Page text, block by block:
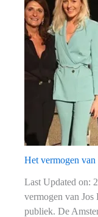
Het vermogen van
Last Updated on:
vermogen van Jos
publiek. De